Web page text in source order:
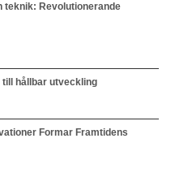
teknik: Revolutionerande
hållbar utveckling
Formar Framtidens